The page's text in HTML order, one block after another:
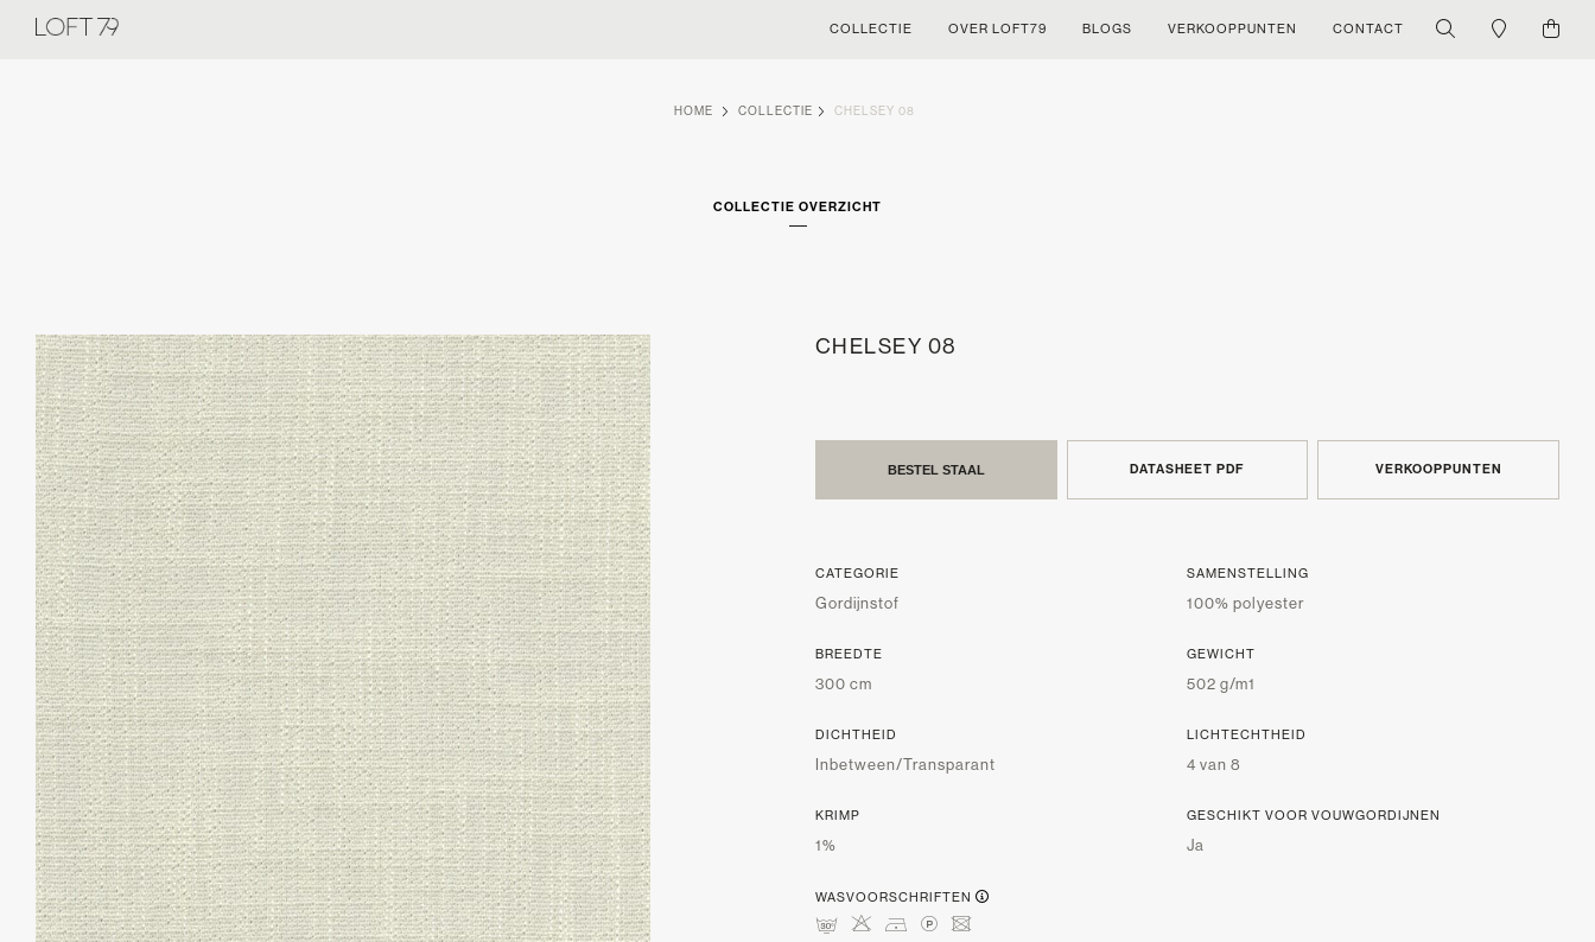
COLLECTIE OVER LOFT79 BLOGS VERKOOPPUNTEN CONTACT
HOME COLLECTIE CHELSEY 08
COLLECTIE OVERZICHT
CHELSEY 08
BESTEL STAAL DATASHEET PDF VERKOOPPUNTEN
CATEGORIE
Gordijnstof
SAMENSTELLING
100% polyester
BREEDTE
300 cm
GEWICHT
502 g/m1
DICHTHEID
Inbetween/Transparant
LICHTECHTHEID
4 van 8
KRIMP
1%
GESCHIKT VOOR VOUWGORDIJNEN
Ja
WASVOORSCHRIFTEN
mHDLU